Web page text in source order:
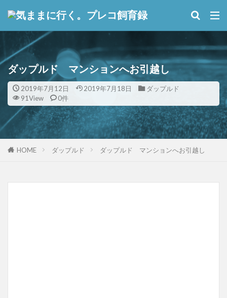
ダップルド マンションへお引越し
2019年7月12日 2019年7月18日
ダップルド
91View
0件
HOME ダップルド ダップルド マンションへお引越し